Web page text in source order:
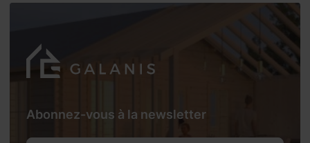
Abonnez-vous à la newsletter